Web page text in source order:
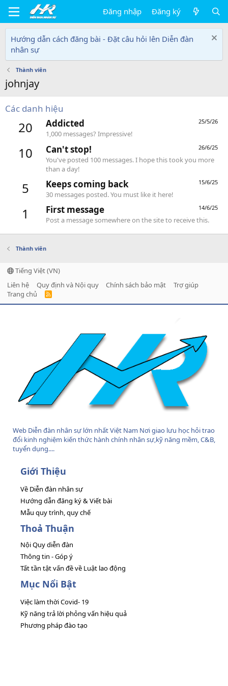
Đăng nhập Đăng ký
Hướng dẫn cách đăng bài - Đặt câu hỏi lên Diễn đàn
nhân sự
Thành viên
johnjay
Các danh hiệu
20 25/5/26
Addicted
1,000 messages? Impressive!
10 26/6/25
Can't stop!
You've posted 100 messages. I hope this took you more
than a day!
5 15/6/25
Keeps coming back
30 messages posted. You must like it here!
1 14/6/25
First message
Post a message somewhere on the site to receive this.
Thành viên
Tiếng Việt (VN)
Liên hệ
Quy định và Nội quy Chính sách bảo mật
Trợ giúp
Trang chủ
R
Web Diễn đàn nhân sự lớn nhất Việt Nam Nơi giao lưu học hỏi trao
đổi kinh nghiệm kiến thức hành chính nhân sự,kỹ năng mềm, C&B,
tuyển dụng....
Giới Thiệu
Về Diễn đàn nhân sự
Hướng dẫn đăng ký & Viết bài
Mẫu quy trình, quy chế
Thoả Thuận
Nội Quy diễn đàn
Thông tin - Góp ý
Tất tần tật vấn đề về Luật lao động
Mục Nổi Bật
Việc làm thời Covid- 19
Kỹ năng trả lời phỏng vấn hiệu quả
Phương pháp đào tạo